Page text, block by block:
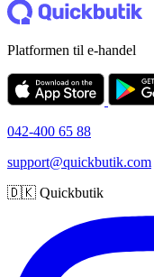
Platformen til e-handel
042-400 65 88
support@quickbutik.com
🇩🇰 Quickbutik